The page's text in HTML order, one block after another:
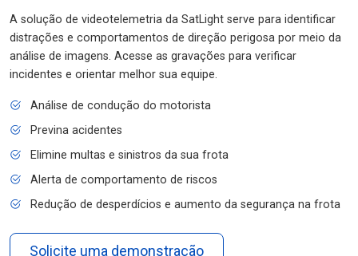
A solução de videotelemetria da SatLight serve para identificar
distrações e comportamentos de direção perigosa por meio da
análise de imagens. Acesse as gravações para verificar
incidentes e orientar melhor sua equipe.
Análise de condução do motorista
Previna acidentes
Elimine multas e sinistros da sua frota
Alerta de comportamento de riscos
Redução de desperdícios e aumento da segurança na frota
Solicite uma demonstração